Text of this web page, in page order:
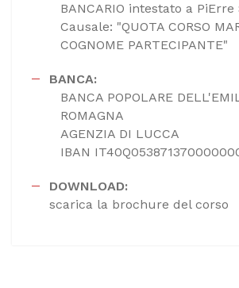
BANCARIO intestato a
Causale: "QUOTA CORSO
COGNOME PARTECIPANTE"
BANCA:
BANCA POPOLARE
ROMAGNA
AGENZIA DI LUCCA
IBAN
DOWNLOAD:
scarica la brochure del corso